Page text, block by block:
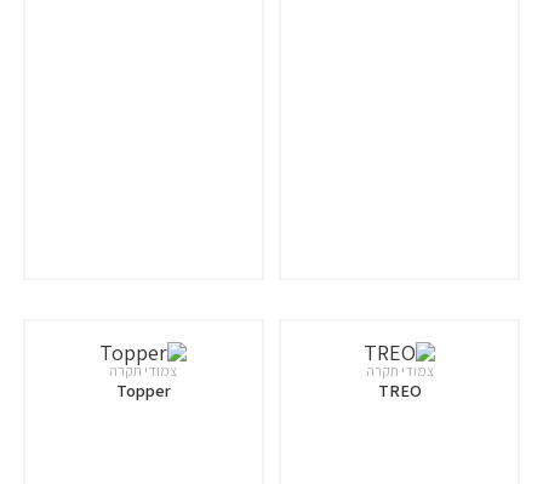
צמודי תקרה
TREO
צמודי תקרה
Topper